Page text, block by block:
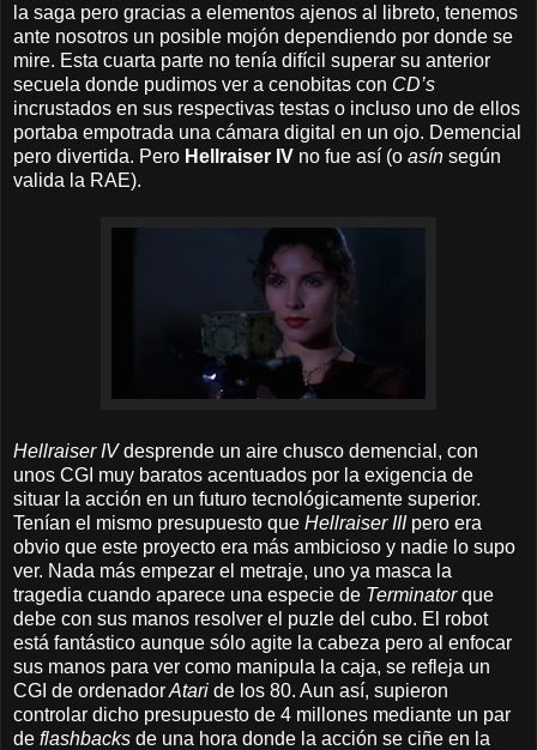
la saga pero gracias a elementos ajenos al libreto, tenemos
ante nosotros un posible mojón dependiendo por donde se
mire. Esta cuarta parte no tenía difícil superar su anterior
secuela donde pudimos ver a cenobitas con CD’s
incrustados en sus respectivas testas o incluso uno de ellos
portaba empotrada una cámara digital en un ojo. Demencial
pero divertida. Pero Hellraiser IV no fue así (o asín según
valida la RAE).
Hellraiser IVdesprende un aire chusco demencial, con
unos CGI muy baratos acentuados por la exigencia de
situar la acción en un futuro tecnológicamente superior.
Tenían el mismo presupuesto que Hellraiser IIIpero era
obvio que este proyecto era más ambicioso y nadie lo supo
ver. Nada más empezar el metraje, uno ya masca la
tragedia cuando aparece una especie de Terminatorque
debe con sus manos resolver el puzle del cubo. El robot
está fantástico aunque sólo agite la cabeza pero al enfocar
sus manos para ver como manipula la caja, se refleja un
CGI de ordenadorAtari de los 80. Aun así, supieron
controlar dicho presupuesto de 4 millones mediante un par
de flashbacks de una hora donde la acción se ciñe en la